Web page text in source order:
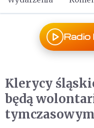
Klerycy
będą
tymczasowym